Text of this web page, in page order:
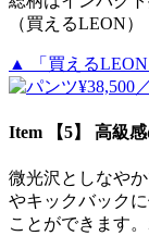
（買えるLEON）
▲ 「買える
Item 【5】 高級
微光沢としなや
やキックバック
ことができます